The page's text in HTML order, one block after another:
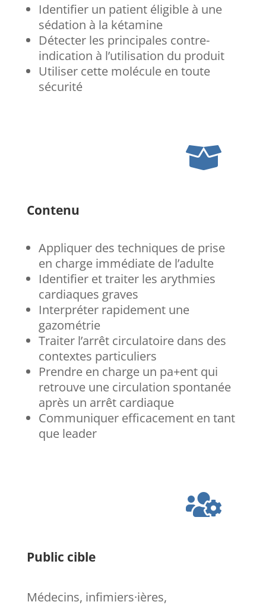
Identifier un patient éligible à une
sédation à la kétamine
Détecter les principales contre-
indication à l’utilisation du produit
Utiliser cette molécule en toute
sécurité

Contenu
Appliquer des techniques de prise
en charge immédiate de l’adulte
Identifier et traiter les arythmies
cardiaques graves
Interpréter rapidement une
gazométrie
Traiter l’arrêt circulatoire dans des
contextes particuliers
Prendre en charge un pa+ent qui
retrouve une circulation spontanée
après un arrêt cardiaque
Communiquer efficacement en tant
que leader

Public cible
Médecins, infimiers·ières,